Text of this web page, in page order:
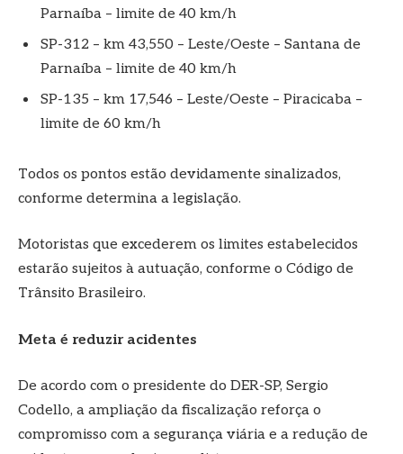
Parnaíba – limite de 40 km/h
SP-312 – km 43,550 – Leste/Oeste – Santana de
Parnaíba – limite de 40 km/h
SP-135 – km 17,546 – Leste/Oeste – Piracicaba –
limite de 60 km/h
Todos os pontos estão devidamente sinalizados,
conforme determina a legislação.
Motoristas que excederem os limites estabelecidos
estarão sujeitos à autuação, conforme o Código de
Trânsito Brasileiro.
Meta é reduzir acidentes
De acordo com o presidente do DER-SP, Sergio
Codello, a ampliação da fiscalização reforça o
compromisso com a segurança viária e a redução de